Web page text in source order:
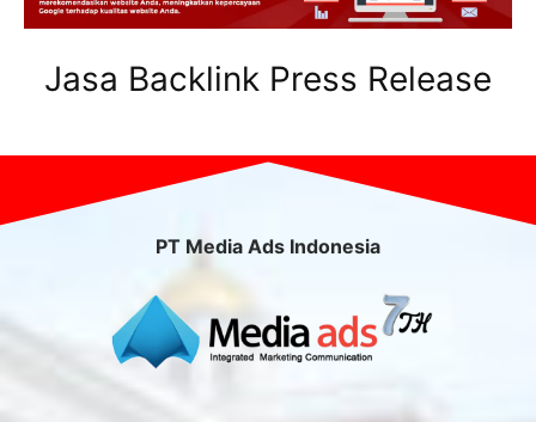
Jasa Backlink Press Release
PT Media Ads Indonesia